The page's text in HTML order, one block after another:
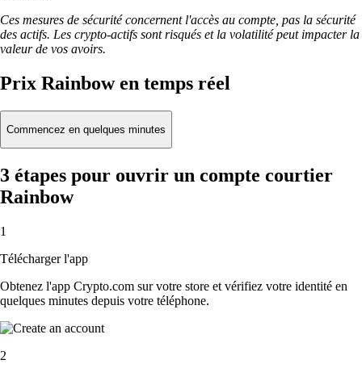
Ces mesures de sécurité concernent l'accès au compte, pas la sécurité
des actifs. Les crypto-actifs sont risqués et la volatilité peut impacter la
valeur de vos avoirs.
Prix Rainbow en temps réel
Commencez en quelques minutes
3 étapes pour ouvrir un compte courtier
Rainbow
1
Télécharger l'app
Obtenez l'app Crypto.com sur votre store et vérifiez votre identité en
quelques minutes depuis votre téléphone.
2